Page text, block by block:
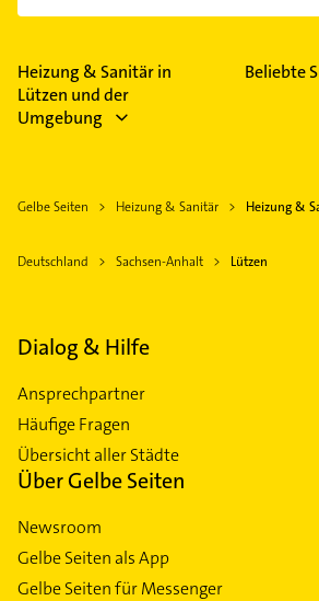
Die Heizung & Sanitär verkauft
Heizung & Sanitär in
Lützen und der
Umgebung
Beliebte
Gelbe Seiten Heizung & Sanitär Heizung &
Deutschland Sachsen-Anhalt Lützen
Dialog & Hilfe
Ansprechpartner
Häufige Fragen
Übersicht aller Städte
Über Gelbe Seiten
Newsroom
Gelbe Seiten als App
Gelbe Seiten für Messenger